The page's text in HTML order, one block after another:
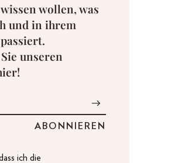
wollen, was
und in ihrem
unseren
ich die